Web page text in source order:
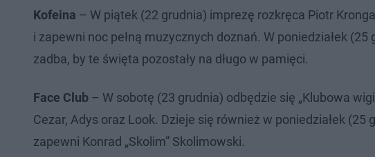
Kofeina – W piątek (22 grudnia) imprezę rozkręca Piotr
i zapewni noc pełną muzycznych doznań. W poniedziałek
zadba, by te święta pozostały na długo w pamięci.
Face Club – W sobotę (23 grudnia) odbędzie się „Klubowa
Cezar, Adys oraz Look. Dzieje się również w poniedziałek
zapewni Konrad „Skolim” Skolimowski.